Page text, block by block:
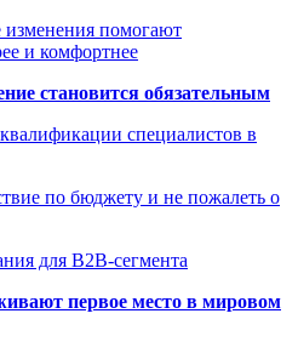
помогают
и комфортнее
становится обязательным
специалистов в
по бюджету и не пожалеть о
для B2B-сегмента
первое место в мировом